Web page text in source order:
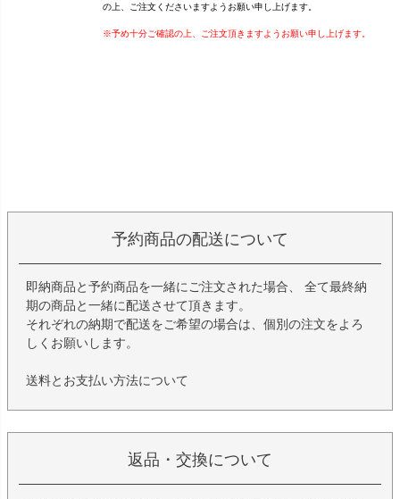
の上、ご注文くださいますようお願い申し上げます。
※予め十分ご確認の上、ご注文頂きますようお願い申し上げます。
予約商品の配送について
即納商品と予約商品を一緒にご注文された場合、 全て最終納
期の商品と一緒に配送させて頂きます。
それぞれの納期で配送をご希望の場合は、個別の注文をよろ
しくお願いします。
送料とお支払い方法について
返品・交換について